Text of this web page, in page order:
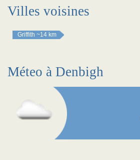
Villes voisines
Griffith ~14 km
Méteo à Denbigh